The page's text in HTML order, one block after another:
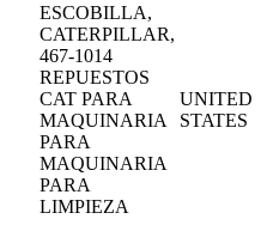
ESCOBILLA,
CATERPILLAR,
467-1014
REPUESTOS
CAT PARA
MAQUINARIA
PARA
MAQUINARIA
PARA
LIMPIEZA
UNITED
STATES